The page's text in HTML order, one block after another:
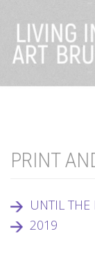
PRINT
UNTIL
2019